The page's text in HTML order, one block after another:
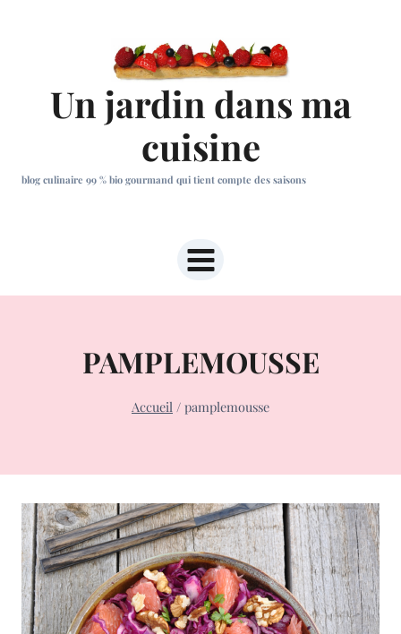
Un jardin dans ma
cuisine
blog culinaire 99 % bio gourmand qui tient compte des saisons
PAMPLEMOUSSE
Accueil / pamplemousse